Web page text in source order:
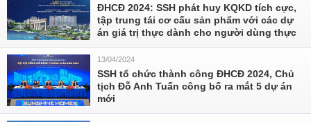
ĐHCĐ 2024: SSH phát huy KQKD tích cực,
tập trung tái cơ cấu sản phẩm với các dự
án giá trị thực dành cho người dùng thực
13/04/2024
SSH tổ chức thành công ĐHCĐ 2024, Chủ
tịch Đỗ Anh Tuấn công bố ra mắt 5 dự án
mới